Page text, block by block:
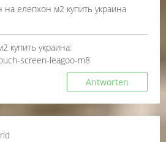
на елепхон м2 купить украина
купить украина:
screen-leagoo-m8
Antworten